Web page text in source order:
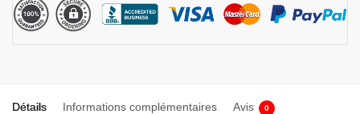
Détails Informations complémentaires Avis 0